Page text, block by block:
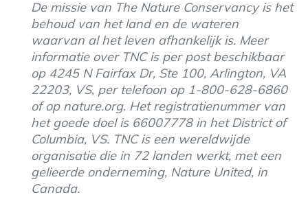
De missie van The Nature Conservancy is het
behoud van het land en de wateren
waarvan al het leven afhankelijk is. Meer
informatie over TNC is per post beschikbaar
op 4245 N Fairfax Dr, Ste 100, Arlington, VA
22203, VS, per telefoon op 1-800-628-6860
of op nature.org. Het registratienummer van
het goede doel is 66007778 in het District of
Columbia, VS. TNC is een wereldwijde
organisatie die in 72 landen werkt, met een
gelieerde onderneming, Nature United, in
Canada.